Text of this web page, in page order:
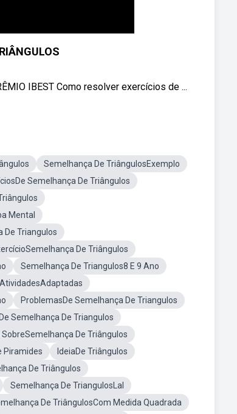
IBEST Como resolver exercícios de ...
Semelhança De TriângulosExemplo
Semelhança De Triângulos
Mental
De Triangulos
De Triângulos
Semelhança De Triangulos8 E 9 Ano
ProblemasDe Semelhança De Triangulos
Semelhança De Triangulos
De Triângulos
Piramides
IdeiaDe Triângulos
De Triângulos
Semelhança De TriangulosLal
De TriângulosCom Medida Quadrada